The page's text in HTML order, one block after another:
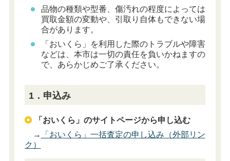
品物の種類や型番、傷汚れの程度によっては
買取金額の変動や、引取り自体もできない場
合があります。
「おいくら」を利用した際のトラブルや障害
などは、本市は一切の責任を負いかねますの
で、あらかじめご了承ください。
1．申込み
「おいくら」のサイトページから申し込む
→
「おいくら」一括査定の申し込み（外部リン
ク）